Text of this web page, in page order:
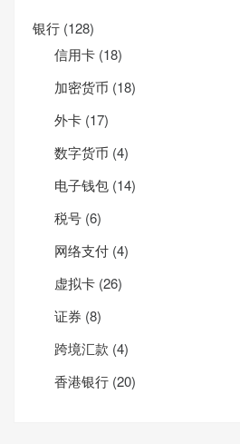
银行 (128)
信用卡 (18)
加密货币 (18)
外卡 (17)
数字货币 (4)
电子钱包 (14)
税号 (6)
网络支付 (4)
虚拟卡 (26)
证券 (8)
跨境汇款 (4)
香港银行 (20)